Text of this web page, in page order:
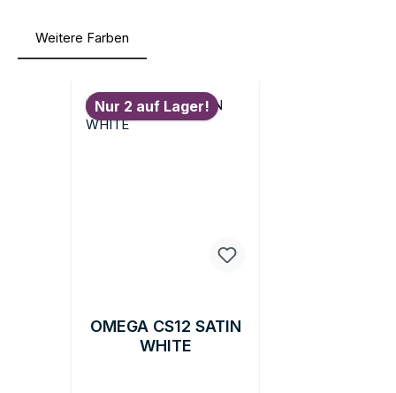
Weitere Farben
Nur 2 auf Lager!
OMEGA CS12 SATIN
WHITE